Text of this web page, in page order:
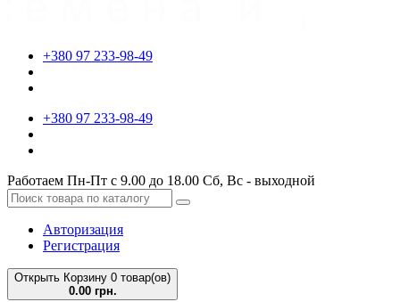
+380 97 233-98-49
+380 97 233-98-49
Работаем Пн-Пт с 9.00 до 18.00 Сб, Вс - выходной
Авторизация
Регистрация
Открыть Корзину 0 товар(ов)
0.00 грн.